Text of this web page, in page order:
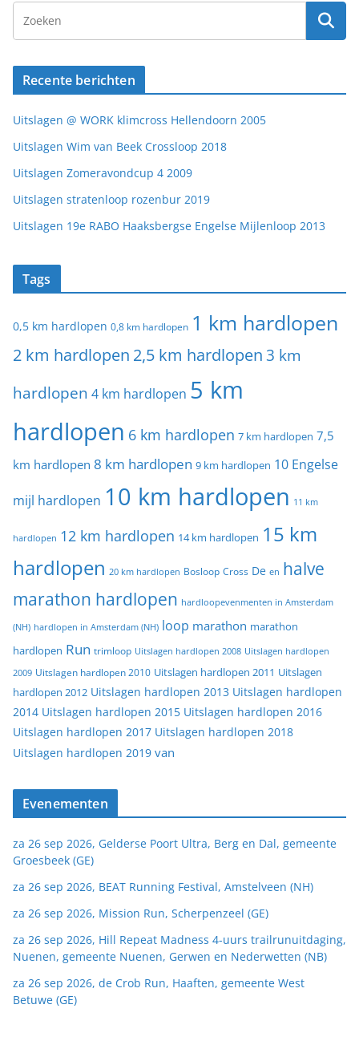
Recente berichten
Uitslagen @ WORK klimcross Hellendoorn 2005
Uitslagen Wim van Beek Crossloop 2018
Uitslagen Zomeravondcup 4 2009
Uitslagen stratenloop rozenbur 2019
Uitslagen 19e RABO Haaksbergse Engelse Mijlenloop 2013
Tags
0,5 km hardlopen 0,8 km hardlopen 1 km hardlopen
2 km hardlopen 2,5 km hardlopen 3 km
hardlopen 4 km hardlopen 5 km
hardlopen 6 km hardlopen 7 km hardlopen 7,5
km hardlopen 8 km hardlopen 9 km hardlopen 10 Engelse
mijl hardlopen 10 km hardlopen 11 km
hardlopen 12 km hardlopen 14 km hardlopen 15 km
hardlopen 20 km hardlopen Bosloop Cross De en halve
marathon hardlopen hardloopevenmenten in Amsterdam
(NH) hardlopen in Amsterdam (NH) loop marathon marathon
hardlopen Run trimloop Uitslagen hardlopen 2008 Uitslagen hardlopen
2009 Uitslagen hardlopen 2010 Uitslagen hardlopen 2011 Uitslagen
hardlopen 2012 Uitslagen hardlopen 2013 Uitslagen hardlopen
2014 Uitslagen hardlopen 2015 Uitslagen hardlopen 2016
Uitslagen hardlopen 2017 Uitslagen hardlopen 2018
Uitslagen hardlopen 2019 van
Evenementen
za 26 sep 2026, Gelderse Poort Ultra, Berg en Dal, gemeente
Groesbeek (GE)
za 26 sep 2026, BEAT Running Festival, Amstelveen (NH)
za 26 sep 2026, Mission Run, Scherpenzeel (GE)
za 26 sep 2026, Hill Repeat Madness 4-uurs trailrunuitdaging,
Nuenen, gemeente Nuenen, Gerwen en Nederwetten (NB)
za 26 sep 2026, de Crob Run, Haaften, gemeente West
Betuwe (GE)